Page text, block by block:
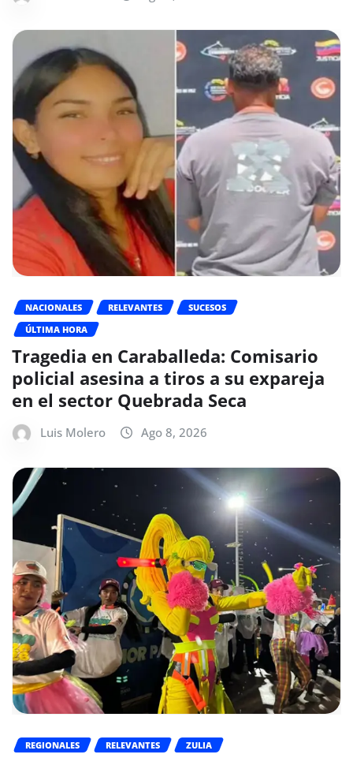
NACIONALES RELEVANTES
SUCESOS
ÚLTIMA HORA
Tragedia en Caraballeda: Comisario
policial asesina a tiros a su expareja
en el sector Quebrada Seca
Luis Molero Ago 8, 2026
REGIONALES RELEVANTES ZULIA